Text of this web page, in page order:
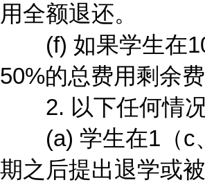
用全额退还。
(f) 如果学生在
50%的总费用剩余
2. 以下任何情况
(a) 学生在1（c
期之后提出退学或被